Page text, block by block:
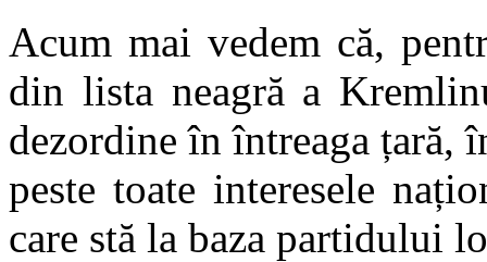
Acum mai vedem că,
din lista neagră a
dezordine în întreaga țară,
peste toate interesele
care stă la baza partidului